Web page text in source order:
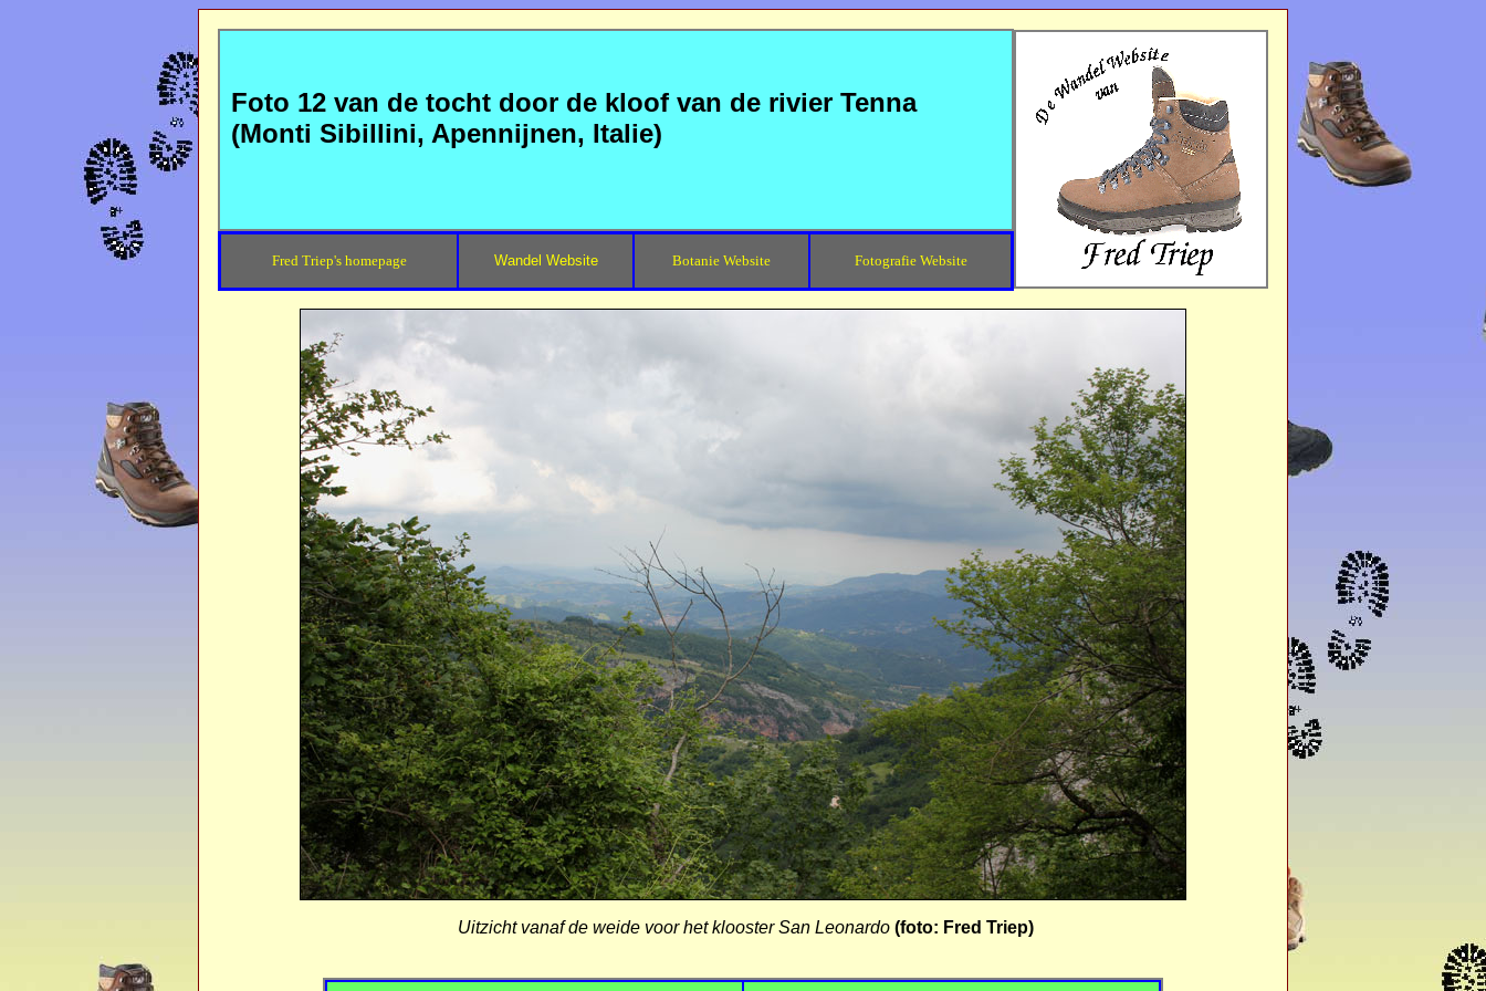
Foto 12 van de tocht door de kloof van de rivier Tenna
(Monti Sibillini, Apennijnen, Italie)
Fred Triep's homepage Wandel Website Botanie Website Fotografie Website
Uitzicht vanaf de weide voor het klooster San Leonardo (foto: Fred Triep)